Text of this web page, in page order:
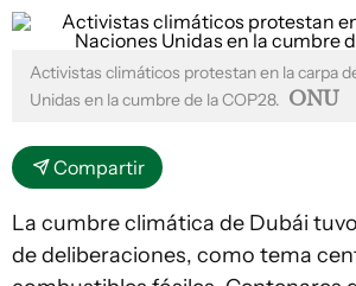
Activistas climáticos protestan en la carpa
Unidas en la cumbre de la COP28. ONU
Compartir
La cumbre climática de Dubái
de deliberaciones, como tema